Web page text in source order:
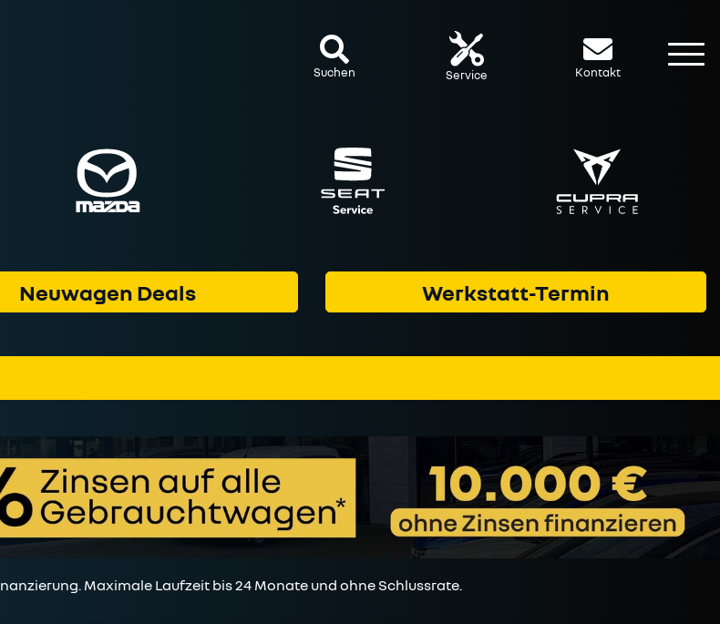
Suchen Service Kontakt
Neuwagen Deals Werkstatt-Termin
Maximale Laufzeit bis 24 Monate und ohne Schlussrate.